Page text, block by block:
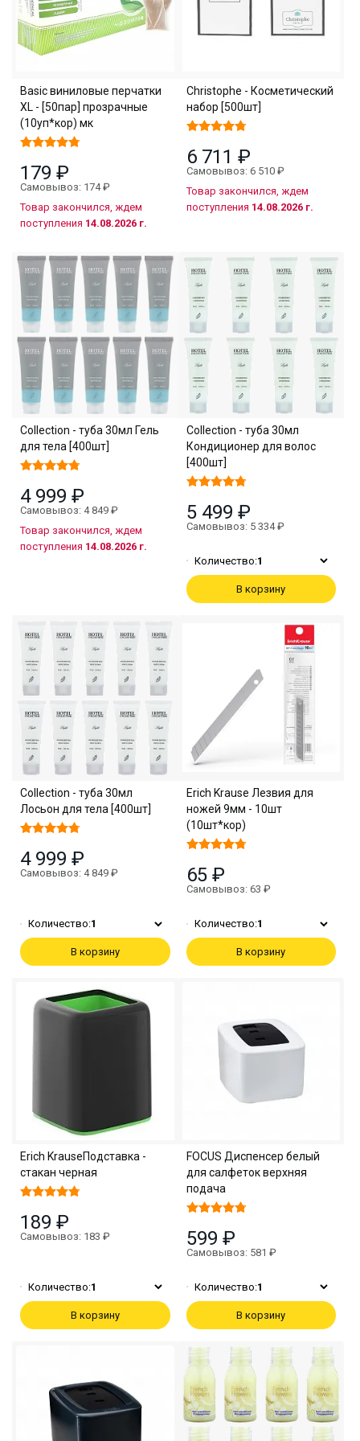
Basic виниловые перчатки
XL - [50пар] прозрачные
(10уп*кор) мк
179 ₽
Самовывоз: 174 ₽
Товар закончился, ждем
поступления 14.08.2026 г.
Christophe - Косметический
набор [500шт]
6 711 ₽
Самовывоз: 6 510 ₽
Товар закончился, ждем
поступления 14.08.2026 г.
Collection - туба 30мл Гель
для тела [400шт]
4 999 ₽
Самовывоз: 4 849 ₽
Товар закончился, ждем
поступления 14.08.2026 г.
Collection - туба 30мл
Кондиционер для волос
[400шт]
5 499 ₽
Самовывоз: 5 334 ₽
Количество:1
В корзину
Collection - туба 30мл
Лосьон для тела [400шт]
4 999 ₽
Самовывоз: 4 849 ₽
Количество:1
В корзину
Erich Krause Лезвия для
ножей 9мм - 10шт
(10шт*кор)
65 ₽
Самовывоз: 63 ₽
Количество:1
В корзину
Erich KrauseПодставка -
стакан черная
189 ₽
Самовывоз: 183 ₽
Количество:1
В корзину
FOCUS Диспенсер белый
для салфеток верхняя
подача
599 ₽
Самовывоз: 581 ₽
Количество:1
В корзину